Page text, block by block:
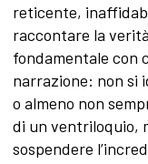
reticente,
raccontare la
fondamentale con
narrazione: non si
o almeno non
di un ventriloquio,
sospendere